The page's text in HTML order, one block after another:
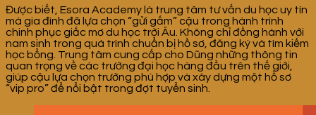
Được biết, Esora Academy là trung tâm tư vấn du học uy tín
mà gia đình đã lựa chọn “gửi gắm” cậu trong hành trình
chinh phục giấc mơ du học trời Âu. Không chỉ đồng hành với
nam sinh trong quá trình chuẩn bị hồ sơ, đăng ký và tìm kiếm
học bổng. Trung tâm cung cấp cho Dũng những thông tin
quan trọng về các trường đại học hàng đầu trên thế giới,
giúp cậu lựa chọn trường phù hợp và xây dựng một hồ sơ
“vip pro” để nổi bật trong đợt tuyển sinh.